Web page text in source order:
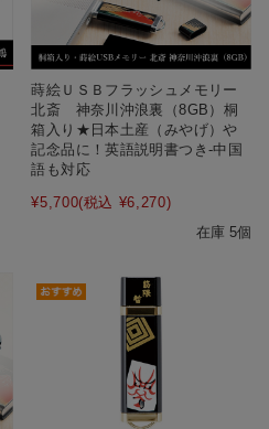
蒔絵ＵＳＢフラッシュメモリー
北斎 神奈川沖浪裏（8GB）桐
箱入り★日本土産（みやげ）や
記念品に！英語説明書つき-中国
語も対応
¥5,700(税込 ¥6,270)
在庫 5個